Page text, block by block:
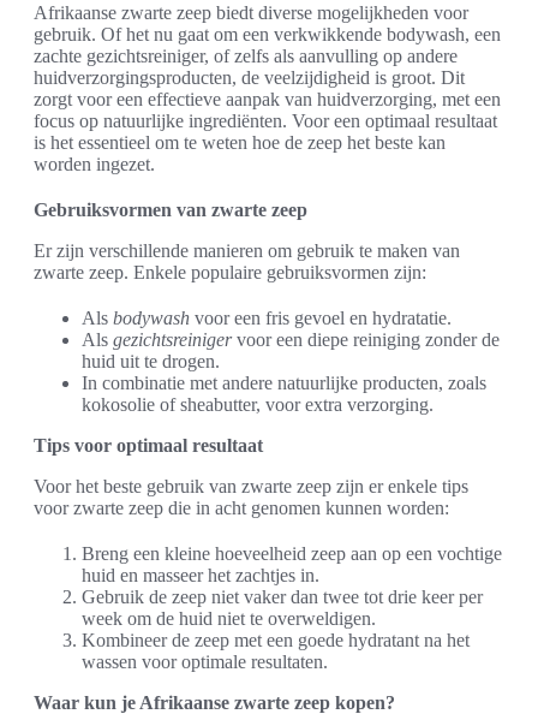
Afrikaanse zwarte zeep biedt diverse mogelijkheden voor
gebruik. Of het nu gaat om een verkwikkende bodywash, een
zachte gezichtsreiniger, of zelfs als aanvulling op andere
huidverzorgingsproducten, de veelzijdigheid is groot. Dit
zorgt voor een effectieve aanpak van huidverzorging, met een
focus op natuurlijke ingrediënten. Voor een optimaal resultaat
is het essentieel om te weten hoe de zeep het beste kan
worden ingezet.
Gebruiksvormen van zwarte zeep
Er zijn verschillende manieren om gebruik te maken van
zwarte zeep. Enkele populaire gebruiksvormen zijn:
Als bodywash voor een fris gevoel en hydratatie.
Als gezichtsreinigervoor een diepe reiniging zonder de
huid uit te drogen.
In combinatie met andere natuurlijke producten, zoals
kokosolie of sheabutter, voor extra verzorging.
Tips voor optimaal resultaat
Voor het beste gebruik van zwarte zeep zijn er enkele tips
voor zwarte zeep die in acht genomen kunnen worden:
Breng een kleine hoeveelheid zeep aan op een vochtige
huid en masseer het zachtjes in.
Gebruik de zeep niet vaker dan twee tot drie keer per
week om de huid niet te overweldigen.
Kombineer de zeep met een goede hydratant na het
wassen voor optimale resultaten.
Waar kun je Afrikaanse zwarte zeep kopen?